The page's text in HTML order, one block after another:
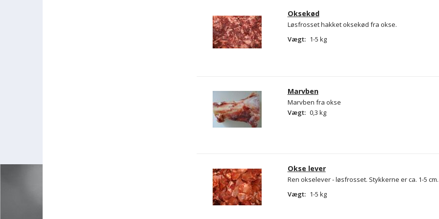
Oksekød
Løsfrosset hakket oksekød fra okse.
Vægt: 1-5 kg
Marvben
Marvben fra okse
Vægt: 0,3 kg
Okse lever
Ren okselever - løsfrosset. Stykkerne er ca. 1-5 cm.
Vægt: 1-5 kg